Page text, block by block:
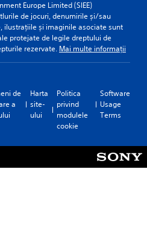
Europe Limited (SIEE)
de jocuri, denumirile și/sau
ilustrațiile și imaginile asociate sunt
protejate de legile dreptului de
rezervate. Mai multe informații
de
a
Harta
site-
ului
Politica
privind
modulele
cookie
Software
Usage
Terms